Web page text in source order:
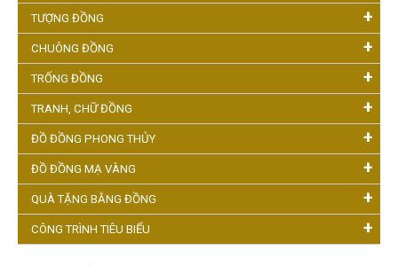
TƯỢNG ĐỒNG
CHUÔNG ĐỒNG
TRỐNG ĐỒNG
TRANH, CHỮ ĐỒNG
ĐỒ ĐỒNG PHONG THỦY
ĐỒ ĐỒNG MẠ VÀNG
QUÀ TẶNG BẰNG ĐỒNG
CÔNG TRÌNH TIÊU BIỂU